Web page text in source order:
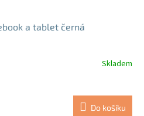
a tablet černá
Skladem
Do košíku